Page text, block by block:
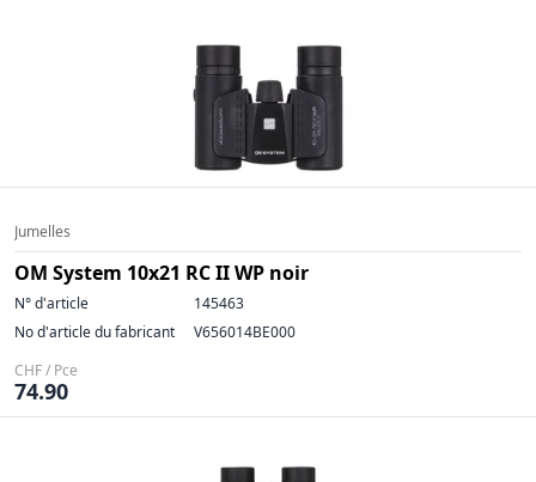
Jumelles
OM System 10x21 RC II WP noir
N° d'article
145463
No d'article du fabricant
V656014BE000
CHF / Pce
74.90